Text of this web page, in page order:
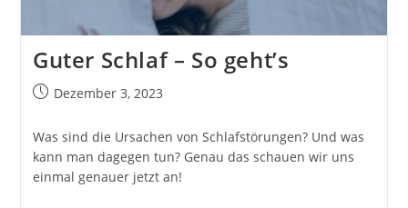
Verändern
Guter Schlaf – So geht’s
BeitragDezember 3, 2023
Was sind die Ursachen von Schlafstörungen? Und was
kann man dagegen tun? Genau das schauen wir uns
einmal genauer jetzt an!